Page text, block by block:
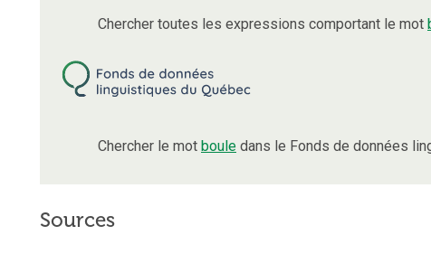
Chercher toutes les expressions comportant le mot
Chercher le mot boule dans le Fonds de données
Sources